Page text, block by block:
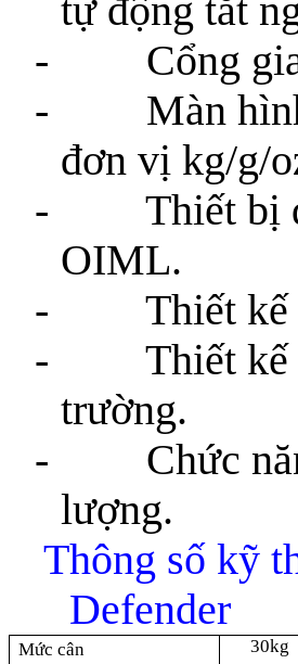
tự động tắt
- Cổng giao
- Màn hình
đơn vị kg/g/
- Thiết bị đạt
OIML.
- Thiết kế
- Thiết kế
trường.
- Chức năng
lượng.
Thông số kỹ
Defender
Mức cân 30kg